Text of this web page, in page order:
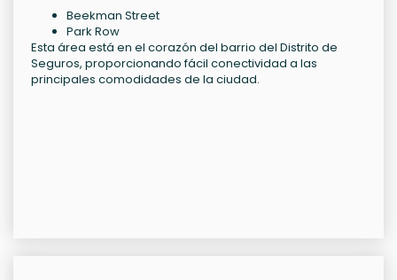
Beekman Street
Park Row
Esta área está en el corazón del barrio del Distrito de
Seguros, proporcionando fácil conectividad a las
principales comodidades de la ciudad.